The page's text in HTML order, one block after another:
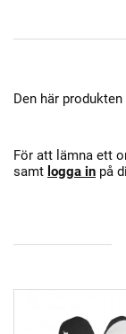
För att lämna ett
samt logga in på
Den här